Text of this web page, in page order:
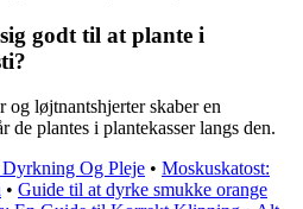
godt til at plante i
løjtnantshjerter skaber en
de plantes i plantekasser langs den.
Og Pleje • Moskuskatost:
• Guide til at dyrke smukke orange